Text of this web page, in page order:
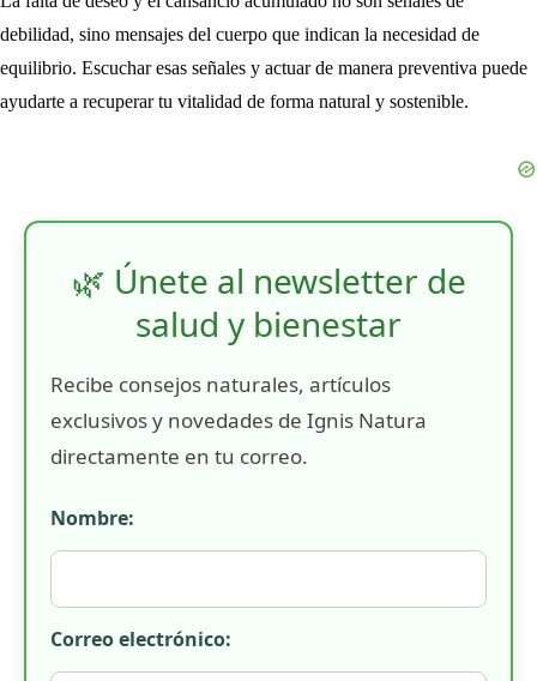
debilidad, sino mensajes del cuerpo que indican la necesidad de
equilibrio. Escuchar esas señales y actuar de manera preventiva puede
ayudarte a recuperar tu vitalidad de forma natural y sostenible.
🌿 Únete al newsletter de
salud y bienestar
Recibe consejos naturales, artículos
exclusivos y novedades de Ignis Natura
directamente en tu correo.
Nombre:
Correo electrónico: